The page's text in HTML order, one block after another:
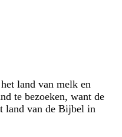
land van melk en
te bezoeken, want de
land van de Bijbel in